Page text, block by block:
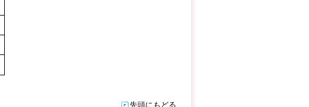
先頭にもどる